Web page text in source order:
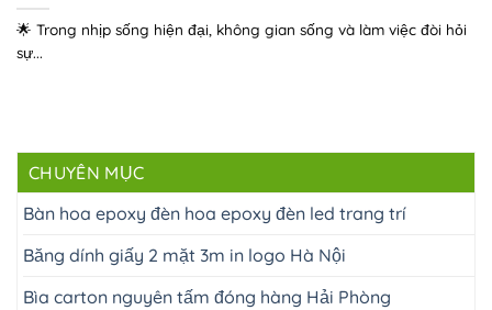
🌟 Trong nhịp sống hiện đại, không gian sống và làm việc đòi hỏi
sự...
CHUYÊN MỤC
Bàn hoa epoxy đèn hoa epoxy đèn led trang trí
Băng dính giấy 2 mặt 3m in logo Hà Nội
Bìa carton nguyên tấm đóng hàng Hải Phòng